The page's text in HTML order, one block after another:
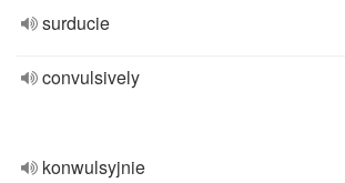
surducie
convulsively
konwulsyjnie